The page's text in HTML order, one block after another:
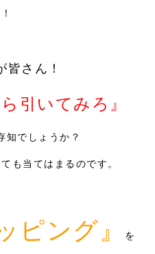
皆さん！
引いてみろ』
知でしょうか？
も当てはまるのです。
ピング』 を